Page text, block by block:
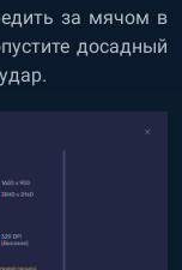
за мячом в
досадный